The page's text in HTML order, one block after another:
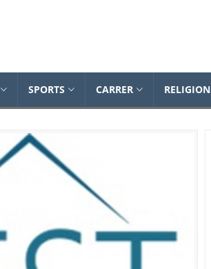
SPORTS CARRER RELIGION